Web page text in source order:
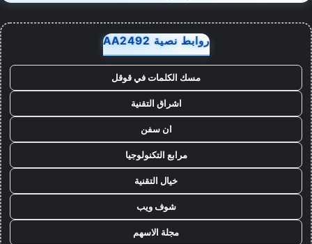
روابط نصية AA2492
مسك الكلمات في قوقل
اشراق التقنية
ان سفن
مرابع التكنولوجيا
خيال التقنية
شوف ويب
مجلة الاسهم